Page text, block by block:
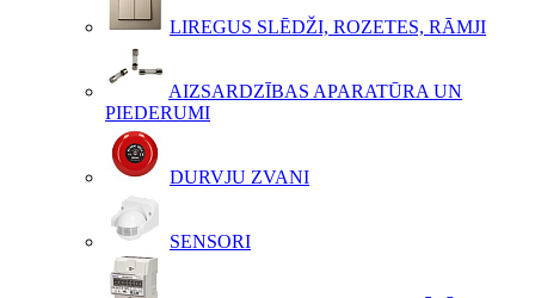
LIREGUS SLĒDŽI, ROZETES, RĀMJI
AIZSARDZĪBAS APARATŪRA UN
PIEDERUMI
DURVJU ZVANI
SENSORI